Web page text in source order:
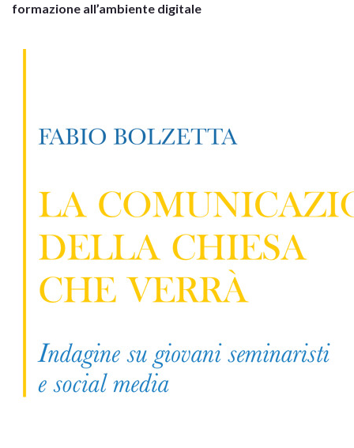
formazione all’ambiente digitale